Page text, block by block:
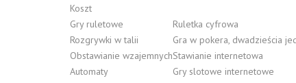
Koszt
Gry ruletowe
Ruletka cyfrowa
Rozgrywki w talii
Gra w pokera, dwadzieścia
Obstawianie wzajemnychStawianie internetowa
Automaty
Gry slotowe internetowe